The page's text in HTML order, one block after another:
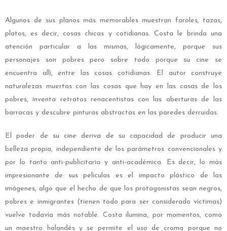
Algunos de sus planos más memorables muestran faroles, tazas,
platos, es decir, cosas chicas y cotidianas. Costa le brinda una
atención particular a las mismas, lógicamente, porque sus
personajes son pobres pero sobre todo porque su cine se
encuentra allí, entre las cosas cotidianas. El autor construye
naturalezas muertas con las cosas que hay en las casas de los
pobres, inventa retratos renacentistas con las aberturas de las
barracas y descubre pinturas abstractas en las paredes derruidas.
El poder de su cine deriva de su capacidad de producir una
belleza propia, independiente de los parámetros convencionales y
por lo tanto anti-publicitaria y anti-académica. Es decir, lo más
impresionante de sus películas es el impacto plástico de las
imágenes, algo que el hecho de que los protagonistas sean negros,
pobres e inmigrantes (tienen todo para ser considerado víctimas)
vuelve todavía más notable. Costa ilumina, por momentos, como
un maestro holandés y se permite el uso de croma porque no